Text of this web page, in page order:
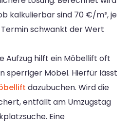
kalkulierbar sind 70 €/m³, je
schwankt der Wert
Aufzug hilft ein Möbellift oft
sperriger Möbel. Hierfür lässt
dazubuchen. Wird die
entfällt am Umzugstag
Eine